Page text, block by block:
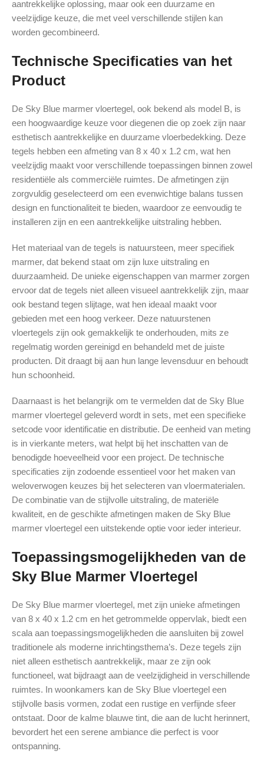
aantrekkelijke oplossing, maar ook een duurzame en
veelzijdige keuze, die met veel verschillende stijlen kan
worden gecombineerd.
Technische Specificaties van het
Product
De Sky Blue marmer vloertegel, ook bekend als model B, is
een hoogwaardige keuze voor diegenen die op zoek zijn naar
esthetisch aantrekkelijke en duurzame vloerbedekking. Deze
tegels hebben een afmeting van 8 x 40 x 1.2 cm, wat hen
veelzijdig maakt voor verschillende toepassingen binnen zowel
residentiële als commerciële ruimtes. De afmetingen zijn
zorgvuldig geselecteerd om een evenwichtige balans tussen
design en functionaliteit te bieden, waardoor ze eenvoudig te
installeren zijn en een aantrekkelijke uitstraling hebben.
Het materiaal van de tegels is natuursteen, meer specifiek
marmer, dat bekend staat om zijn luxe uitstraling en
duurzaamheid. De unieke eigenschappen van marmer zorgen
ervoor dat de tegels niet alleen visueel aantrekkelijk zijn, maar
ook bestand tegen slijtage, wat hen ideaal maakt voor
gebieden met een hoog verkeer. Deze natuurstenen
vloertegels zijn ook gemakkelijk te onderhouden, mits ze
regelmatig worden gereinigd en behandeld met de juiste
producten. Dit draagt bij aan hun lange levensduur en behoudt
hun schoonheid.
Daarnaast is het belangrijk om te vermelden dat de Sky Blue
marmer vloertegel geleverd wordt in sets, met een specifieke
setcode voor identificatie en distributie. De eenheid van meting
is in vierkante meters, wat helpt bij het inschatten van de
benodigde hoeveelheid voor een project. De technische
specificaties zijn zodoende essentieel voor het maken van
weloverwogen keuzes bij het selecteren van vloermaterialen.
De combinatie van de stijlvolle uitstraling, de materiële
kwaliteit, en de geschikte afmetingen maken de Sky Blue
marmer vloertegel een uitstekende optie voor ieder interieur.
Toepassingsmogelijkheden van de
Sky Blue Marmer Vloertegel
De Sky Blue marmer vloertegel, met zijn unieke afmetingen
van 8 x 40 x 1.2 cm en het getrommelde oppervlak, biedt een
scala aan toepassingsmogelijkheden die aansluiten bij zowel
traditionele als moderne inrichtingsthema’s. Deze tegels zijn
niet alleen esthetisch aantrekkelijk, maar ze zijn ook
functioneel, wat bijdraagt aan de veelzijdigheid in verschillende
ruimtes. In woonkamers kan de Sky Blue vloertegel een
stijlvolle basis vormen, zodat een rustige en verfijnde sfeer
ontstaat. Door de kalme blauwe tint, die aan de lucht herinnert,
bevordert het een serene ambiance die perfect is voor
ontspanning.